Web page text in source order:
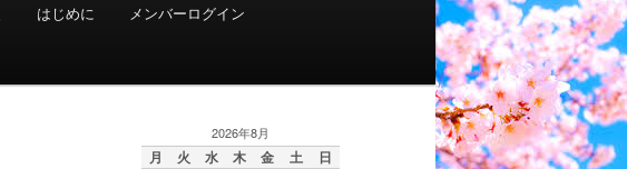
はじめに メンバーログイン
2026年8月
月 火 水 木 金 土 日